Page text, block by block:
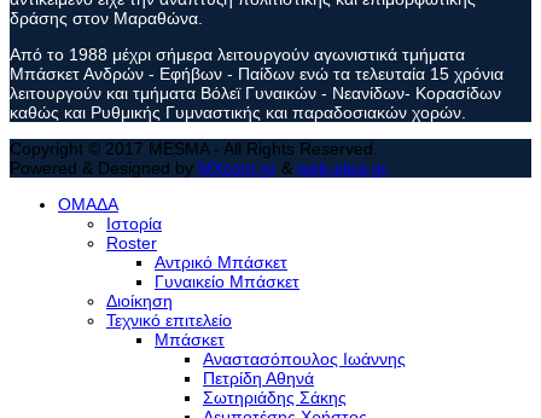
δράσης στον Μαραθώνα.
Από το 1988 μέχρι σήμερα λειτουργούν αγωνιστικά τμήματα
Μπάσκετ Ανδρών - Εφήβων - Παίδων ενώ τα τελευταία 15 χρόνια
λειτουργούν και τμήματα Βόλεϊ Γυναικών - Νεανίδων- Κορασίδων
καθώς και Ρυθμικής Γυμναστικής και παραδοσιακών χορών.
Copyright © 2017 MESMA - All Rights Reserved.
Powered & Designed by MXcom.gr & web-idea.gr
ΟΜΑΔΑ
Ιστορία
Roster
Αντρικό Μπάσκετ
Γυναικείο Μπάσκετ
Διοίκηση
Τεχνικό επιτελείο
Μπάσκετ
Αναστασόπουλος Ιωάννης
Πετρίδη Αθηνά
Σωτηριάδης Σάκης